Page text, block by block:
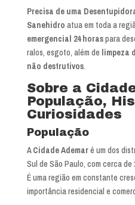
Precisa de uma
Sanehidro atua em toda a
emergencial 24 horaspara
ralos, esgoto, além de limpeza
não destrutivos.
Sobre a
População,
Curiosidades
População
ACidade Ademaré um dos
Sul de São Paulo, com cerca de
É uma região em constante
importância residencial e